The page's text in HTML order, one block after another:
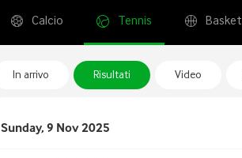
Calcio Tennis Basket
In arrivo Risultati Video
Sunday, 9 Nov 2025